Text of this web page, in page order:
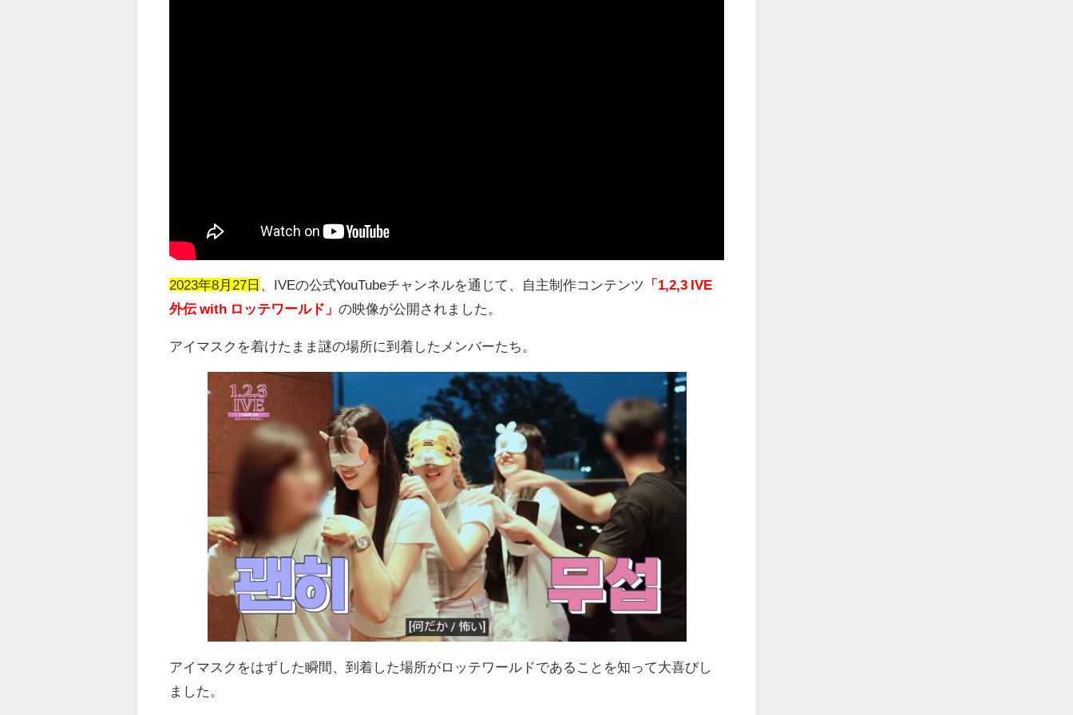
2023年8月27日 IVEの公式YouTubeチャンネルを通じて、自主制作コンテンツ
「1,2,3 IVE
外伝 with ロッテワールド」の映像が公開されました。
アイマスクを着けたまま謎の場所に到着したメンバーたち。
アイマスクをはずした瞬間、到着した場所がロッテワールドであることを知って大喜びし
ました。